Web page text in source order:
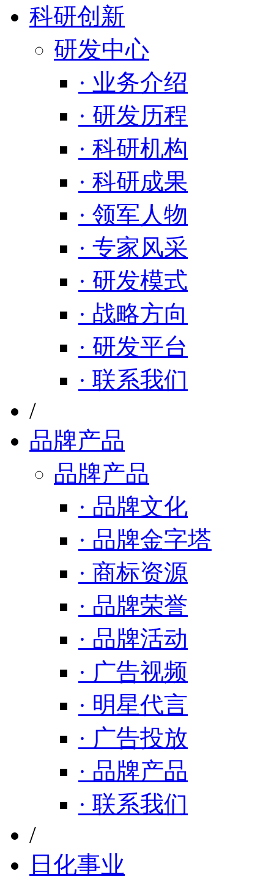
科研创新
研发中心
· 业务介绍
· 研发历程
· 科研机构
· 科研成果
· 领军人物
· 专家风采
· 研发模式
· 战略方向
· 研发平台
· 联系我们
/
品牌产品
品牌产品
· 品牌文化
· 品牌金字塔
· 商标资源
· 品牌荣誉
· 品牌活动
· 广告视频
· 明星代言
· 广告投放
· 品牌产品
· 联系我们
/
日化事业